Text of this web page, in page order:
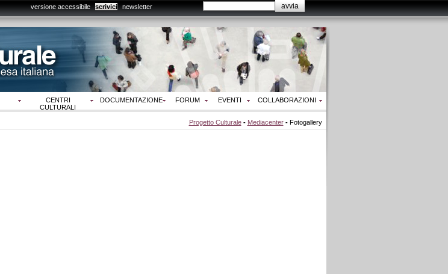
versione accessibile scrivici newsletter
CENTRI
CULTURALI
DOCUMENTAZIONE FORUM EVENTI COLLABORAZIONI
Progetto Culturale - Mediacenter -Fotogallery